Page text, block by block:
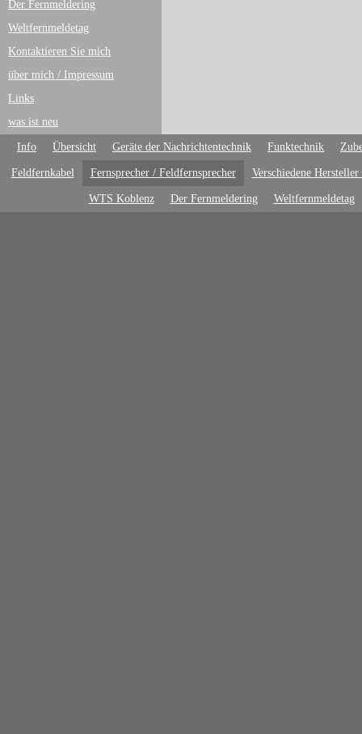
Der Fernmeldering
Weltfernmeldetag
Kontaktieren Sie mich
über mich / Impressum
Links
was ist neu
Info Übersicht Geräte der Nachrichtentechnik Funktechnik
Feldfernkabel Fernsprecher / Feldfernsprecher Verschiedene
WTS Koblenz Der Fernmeldering Weltfernmeldetag